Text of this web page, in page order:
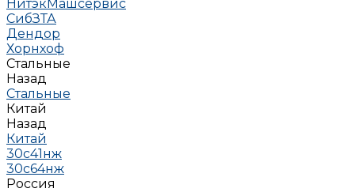
НитэкМашсервис
СибЗТА
Дендор
Хорнхоф
Стальные
Назад
Стальные
Китай
Назад
Китай
30с41нж
30с64нж
Россия